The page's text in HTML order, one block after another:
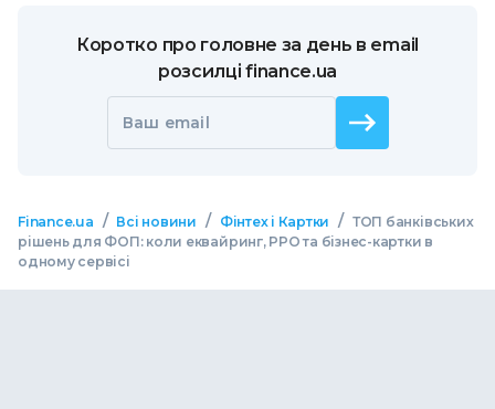
Коротко про головне за день в email
розсилці finance.ua
Ваш email
Finance.ua / Всі новини / Фінтех і Картки / ТОП банківських
рішень для ФОП: коли еквайринг, РРО та бізнес-картки в
одному сервісі